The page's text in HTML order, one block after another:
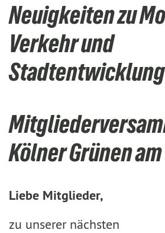
Neuigkeiten zu
Verkehr und
Stadtentwicklung
Kölner Grünen
Liebe Mitglieder,
zu unserer nächsten